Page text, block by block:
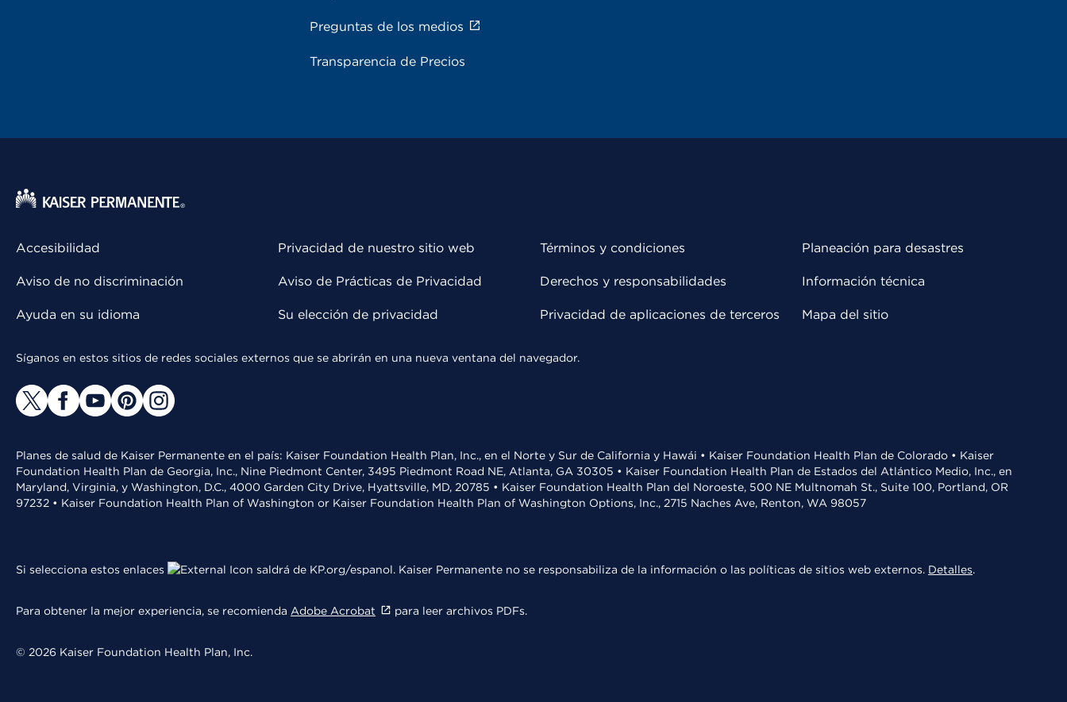
Preguntas de los medios
Transparencia de Precios
Accesibilidad
Aviso de no discriminación
Ayuda en su idioma
Privacidad de nuestro sitio web
Aviso de Prácticas de Privacidad
Su elección de privacidad
Términos y condiciones
Derechos y responsabilidades
Privacidad de aplicaciones de terceros
Planeación para desastres
Información técnica
Mapa del sitio
Síganos en estos sitios de redes sociales externos que se abrirán en una nueva ventana del navegador.
Planes de salud de Kaiser Permanente en el país: Kaiser Foundation Health Plan, Inc., en el Norte y Sur de California y Hawái • Kaiser Foundation Health Plan de Colorado • Kaiser
Foundation Health Plan de Georgia, Inc., Nine Piedmont Center, 3495 Piedmont Road NE, Atlanta, GA 30305 • Kaiser Foundation Health Plan de Estados del Atlántico Medio, Inc., en
Maryland, Virginia, y Washington, D.C., 4000 Garden City Drive, Hyattsville, MD, 20785 • Kaiser Foundation Health Plan del Noroeste, 500 NE Multnomah St., Suite 100, Portland, OR
97232 • Kaiser Foundation Health Plan of Washington or Kaiser Foundation Health Plan of Washington Options, Inc., 2715 Naches Ave, Renton, WA 98057
Si selecciona estos enlaces saldrá de KP.org/espanol. Kaiser Permanente no se responsabiliza de la información o las políticas de sitios web externos. Detalles.
Para obtener la mejor experiencia, se recomienda Adobe Acrobat para leer archivos PDFs.
© 2026 Kaiser Foundation Health Plan, Inc.